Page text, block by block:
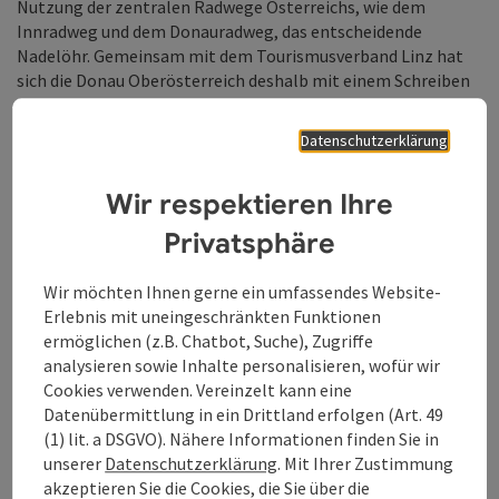
Nutzung der zentralen Radwege Österreichs, wie dem
Innradweg und dem Donauradweg, das entscheidende
Nadelöhr. Gemeinsam mit dem Tourismusverband Linz hat
sich die Donau Oberösterreich deshalb mit einem Schreiben
an Bundesministerin Elisabeth Köstinger gewandt, um hier
1. Mai hingegen nichts mehr im Weg: Am Donausteig kann
beim Genusswandern oder beim Spaziergang zu den
schönsten Aussichten der Flussregion, die neugewonnene
Freiheit begangen werden. Und beim Radeln am
Donauradweg und den zahlreichen Sternrouten im Umland
bläst einem, wie bei der Fährfahrt, der Fahrtwind das pure
Freiheitsgefühl entgegen.
Informationen zum Fährbetrieb an der Donau:
Mit 1. Mai nehmen alle oberösterreichischen Radfähren
(außer Grein und Engelhartszell) ihren Betrieb auf, wobei die
Fähre Enns-Mauthausen und der Donaubus-Ottenhseim Linz
im Mai vorerst nur Freitag, Samstag, Sonn- und Feiertag
Datenschutzerklärung
Wir respektieren Ihre
Privatsphäre
Wir möchten Ihnen gerne ein umfassendes Website-
Erlebnis mit uneingeschränkten Funktionen
ermöglichen (z.B. Chatbot, Suche), Zugriffe
analysieren sowie Inhalte personalisieren, wofür wir
Cookies verwenden. Vereinzelt kann eine
Datenübermittlung in ein Drittland erfolgen (Art. 49
(1) lit. a DSGVO). Nähere Informationen finden Sie in
unserer Datenschutzerklärung. Mit Ihrer Zustimmung
akzeptieren Sie die Cookies, die Sie über die